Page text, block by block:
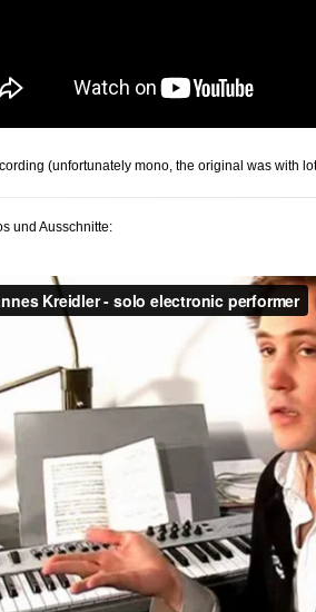
(unfortunately mono, the original was with
und Ausschnitte: